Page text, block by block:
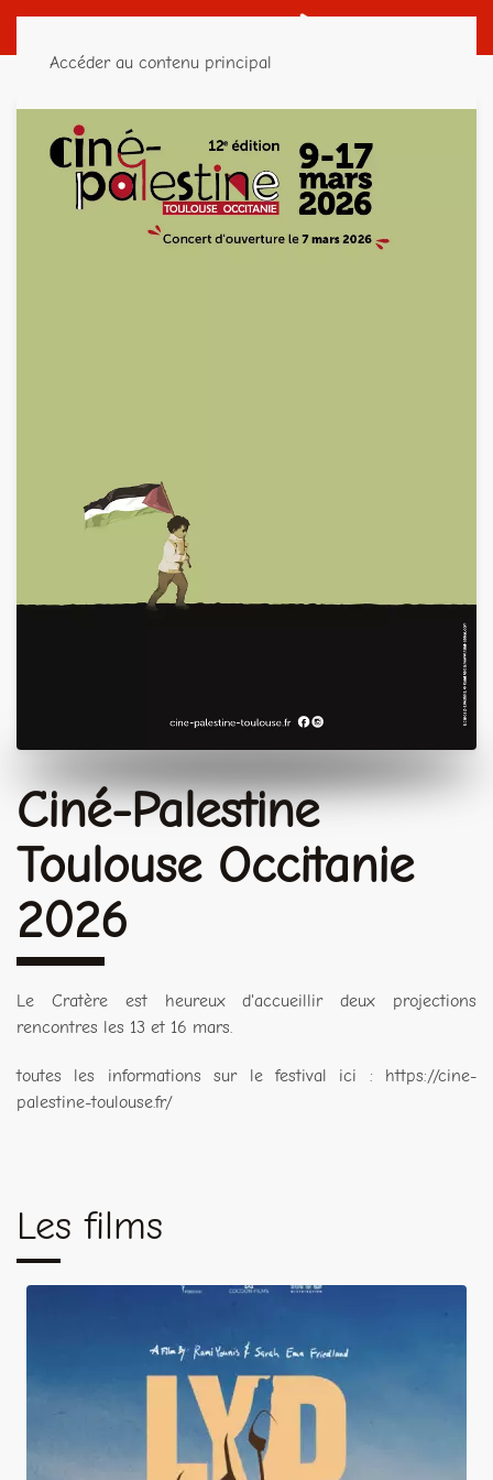
Accéder au contenu principal
Ciné-Palestine
Toulouse Occitanie
2026
Le Cratère est heureux d'accueillir deux projections
rencontres les 13 et 16 mars.
toutes les informations sur le festival ici : https://cine-
palestine-toulouse.fr/
Les films